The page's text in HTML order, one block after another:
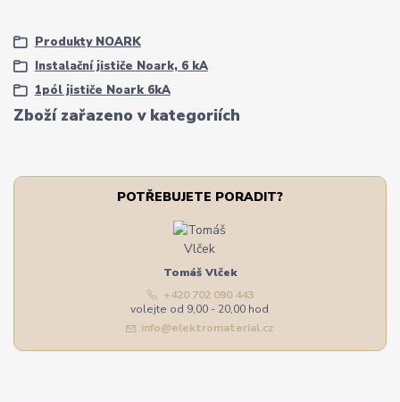
Zboží zařazeno v kategoriích
Produkty NOARK
Instalační jističe Noark, 6 kA
1pól jističe Noark 6kA
POTŘEBUJETE PORADIT?
Tomáš Vlček
+420 702 090 443
volejte od 9,00 - 20,00 hod
info@elektromaterial.cz